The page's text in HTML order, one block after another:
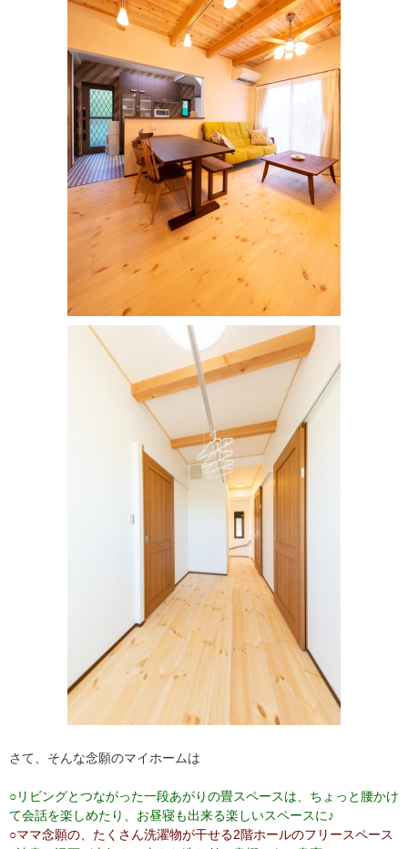
さて、そんな念願のマイホームは
○リビングとつながった一段あがりの畳スペースは、ちょっと腰かけ
て会話を楽しめたり、お昼寝も出来る楽しいスペースに♪
○ママ念願の、たくさん洗濯物が干せる2階ホールのフリースペース